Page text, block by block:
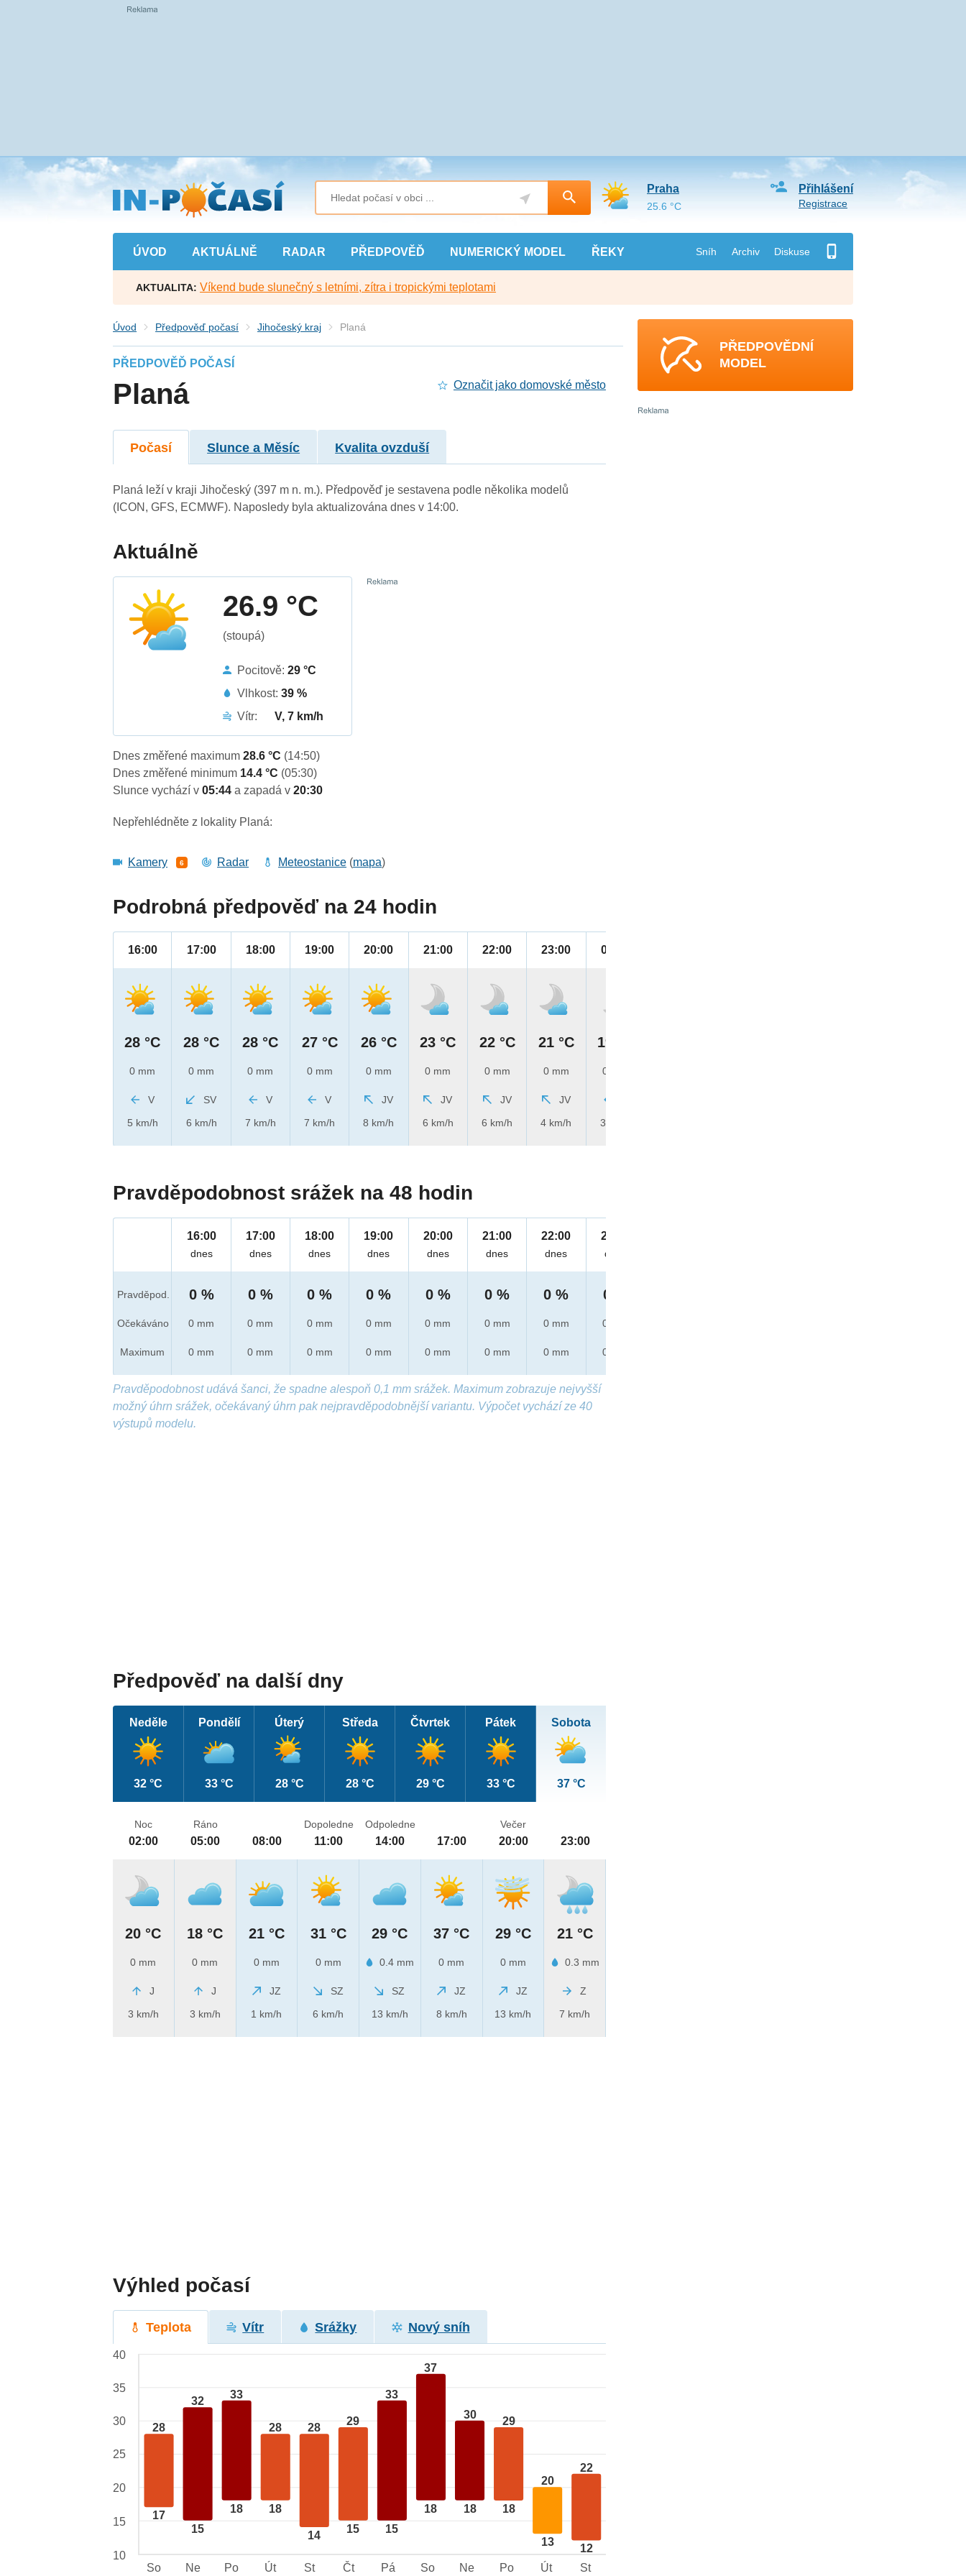
Přejít
na
hlavní
obsah
ÚVOD AKTUÁLNĚ RADAR PŘEDPOVĚĎ NUMERICKÝ MODEL ŘEKY Sníh Archiv Diskuse
Přihlášení
Registrace
Praha
25.6 °C
AKTUALITA: Víkend bude slunečný s letními, zítra i tropickými teplotami
Úvod Předpověď počasí Jihočeský kraj Planá
PŘEDPOVĚĎ POČASÍ
Planá Označit jako domovské město
Počasí Slunce a Měsíc Kvalita ovzduší
Planá leží v kraji Jihočeský (397 m n. m.). Předpověď je sestavena podle několika modelů
(ICON, GFS, ECMWF). Naposledy byla aktualizována dnes v 14:00.
Aktuálně
26.9 °C
(stoupá)
Pocitově:29 °C
Vlhkost:39 %
Vítr:
V, 7 km/h
Dnes změřené maximum28.6 °C (14:50)
Dnes změřené minimum 14.4 °C (05:30)
Slunce vychází v05:44a zapadá v20:30
Nepřehlédněte z lokality Planá:
Kamery 6 Radar Meteostanice (mapa)
Podrobná předpověď na 24 hodin
16:00
28 °C
0 mm
V
5 km/h
17:00
28 °C
0 mm
SV
6 km/h
18:00
28 °C
0 mm
V
7 km/h
19:00
27 °C
0 mm
V
7 km/h
20:00
26 °C
0 mm
JV
8 km/h
21:00
23 °C
0 mm
JV
6 km/h
22:00
22 °C
0 mm
JV
6 km/h
23:00
21 °C
0 mm
JV
4 km/h
00:00
19 °C
0 mm
3 km/h
Pravděpodobnost srážek na 48 hodin
Pravděpod.
Očekáváno
Maximum
16:00
dnes
0 %
0 mm
0 mm
17:00
dnes
0 %
0 mm
0 mm
18:00
dnes
0 %
0 mm
0 mm
19:00
dnes
0 %
0 mm
0 mm
20:00
dnes
0 %
0 mm
0 mm
21:00
dnes
0 %
0 mm
0 mm
22:00
dnes
0 %
0 mm
0 mm
23:00
dnes
0 %
0 mm
0 mm
Pravděpodobnost udává šanci, že spadne alespoň 0,1 mm srážek. Maximum zobrazuje nejvyšší
možný úhrn srážek, očekávaný úhrn pak nejpravděpodobnější variantu. Výpočet vychází ze 40
výstupů modelu.
Předpověď na další dny
Neděle
32 °C
Pondělí
33 °C
Úterý
28 °C
Středa
28 °C
Čtvrtek
29 °C
Pátek
33 °C
Sobota
37 °C
Noc
02:00
20 °C
0 mm
J
3 km/h
Ráno
05:00
18 °C
0 mm
J
3 km/h
08:00
21 °C
0 mm
JZ
1 km/h
Dopoledne
11:00
31 °C
0 mm
SZ
6 km/h
Odpoledne
14:00
29 °C
0.4 mm
SZ
13 km/h
17:00
37 °C
0 mm
JZ
8 km/h
Večer
20:00
29 °C
0 mm
JZ
13 km/h
23:00
21 °C
0.3 mm
Z
7 km/h
Výhled počasí
Teplota Vítr Srážky Nový sníh
28
17
32
15
33
18
28
18
28
14
29
15
33
15
37
18
30
18
29
18
20
13
22
12
40
35
30
25
20
15
10
So
Ne Po Út St Čt Pá So Ne Po Út St
PŘEDPOVĚDNÍ
MODEL